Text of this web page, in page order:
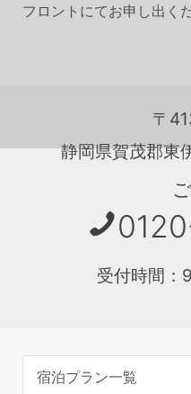
フロントにてお申し出く
〒
静岡県賀茂郡東
受付時間：
宿泊プラン一覧